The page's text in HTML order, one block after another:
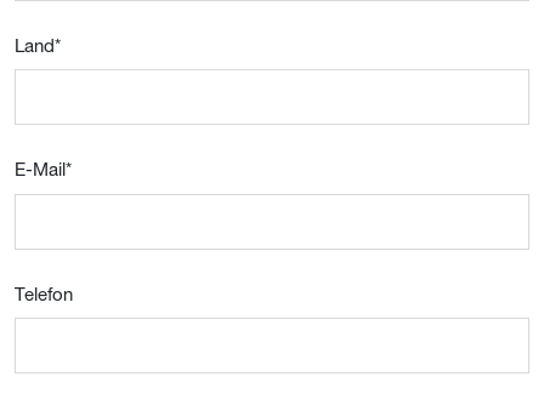
Land*
E-Mail*
Telefon